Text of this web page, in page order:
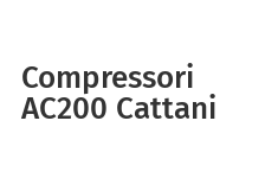
Compressori
AC200 Cattani